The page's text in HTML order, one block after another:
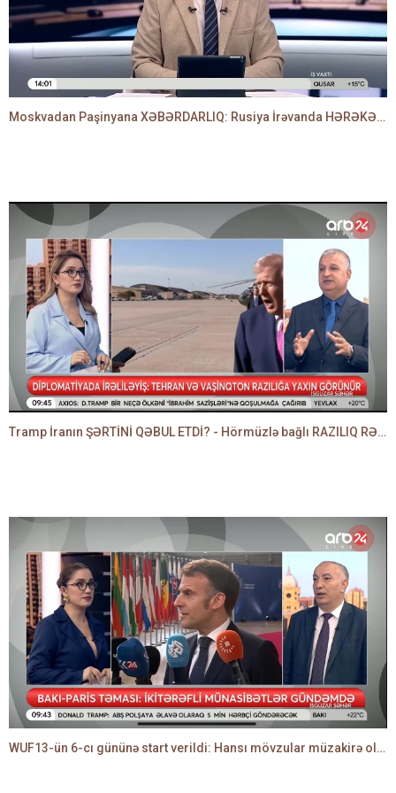
Moskvadan Paşinyana XƏBƏRDARLIQ: Rusiya İrəvanda HƏRƏKƏTƏ KEÇDİ - TAMİLLA QULAMİ danışır
Tramp İranın ŞƏRTİNİ QƏBUL ETDİ? - Hörmüzlə bağlı RAZILIQ RƏSMƏN AÇIQLANIR -BAKİR HƏDƏNBƏYLİ danışır
WUF13-ün 6-cı gününə start verildi: Hansı mövzular müzakirə olunacaq? -TALEH ƏLİYEV danışır